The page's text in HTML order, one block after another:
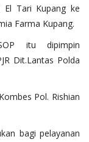
El Tari Kupang ke
Farma Kupang.
itu dipimpin
Dit.Lantas Polda
Pol. Rishian
bagi pelayanan